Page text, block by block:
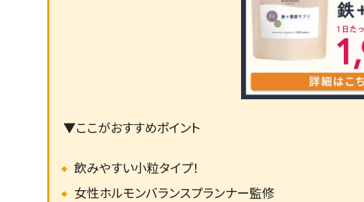
▼ここがおすすめポイント
飲みやすい小粒タイプ！
女性ホルモンバランスプランナー監修